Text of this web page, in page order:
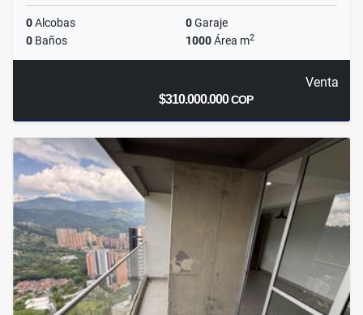
0Alcobas 0Garaje
0 Baños 1000Área m2
Venta
$310.000.000COP